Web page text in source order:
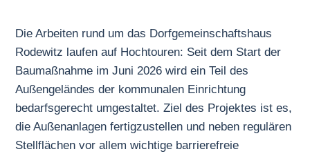
Die Arbeiten rund um das Dorfgemeinschaftshaus
Rodewitz laufen auf Hochtouren: Seit dem Start der
Baumaßnahme im Juni 2026 wird ein Teil des
Außengeländes der kommunalen Einrichtung
bedarfsgerecht umgestaltet. Ziel des Projektes ist es,
die Außenanlagen fertigzustellen und neben regulären
Stellflächen vor allem wichtige barrierefreie